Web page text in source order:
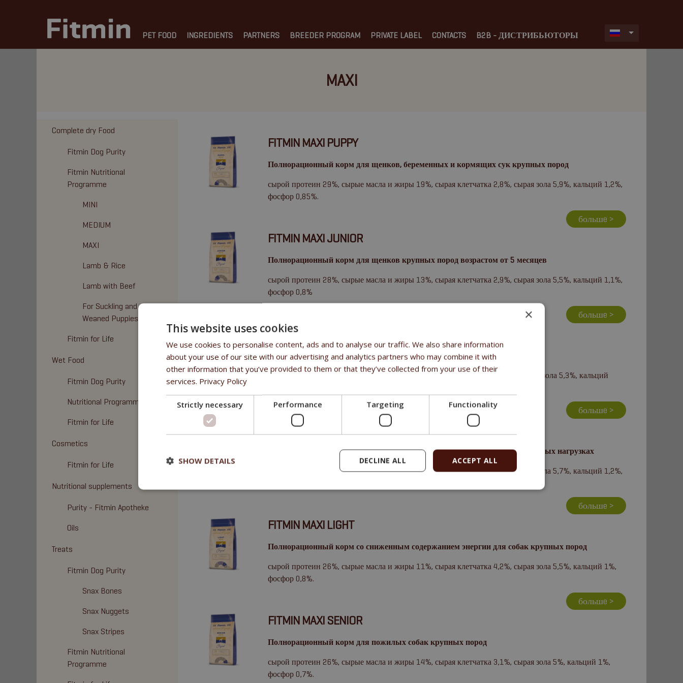
PET FOOD INGREDIENTS PARTNERS BREEDER PROGRAM PRIVATE LABEL CONTACTS B2B - ДИСТРИБЬЮТОРЫ
MAXI
Complete dry Food
Fitmin Dog Purity
Fitmin Nutritional
Programme
MINI
MEDIUM
MAXI
Lamb & Rice
Lamb with Beef
For Suckling and
Weaned Puppies
Fitmin for Life
Wet Food
Fitmin Dog Purity
Nutritional Programme
Fitmin for Life
Cosmetics
Fitmin for Life
Nutritional supplements
Purity - Fitmin Apotheke
Oils
Treats
Fitmin Dog Purity
Snax Bones
Snax Nuggets
Snax Stripes
Fitmin Nutritional
Programme
FITMIN MAXI PUPPY
Полнорационный корм для щенков, беременных и кормящих сук крупных пород
сырой протеин 29%, сырые масла и жиры 19%, сырая клетчатка 2,8%, сырая зола 5,9%, кальций 1,2%,
фосфор 0,85%.
большe >
FITMIN MAXI JUNIOR
Полнорационный корм для щенков крупных пород возрастом от 5 месяцев
сырой протеин 28%, сырые масла и жиры 13%, сырая клетчатка 2,9%, сырая зола 5,5%, кальций 1,1%,
фосфор 0,8%
большe >
FITMIN MAXI MAINTENANCE
Полнорационный корм для взрослых собак крупных пород
сырой протеин 26%, сырые масла и жиры 15,5%, сырая клетчатка 3,1%, сырая зола 5,3%, кальций
большe >
FITMIN MAXI PERFORMANCE
Полнорационный корм для взрослых собак крупных пород при повышенных нагрузках
сырой протеин 29%, сырые масла и жиры 22%, сырая клетчатка 3,3%, сырая зола 5,7%, кальций 1,2%,
большe >
FITMIN MAXI LIGHT
Полнорационный корм со сниженным содержанием энергии для собак крупных пород
сырой протеин 26%, сырые масла и жиры 11%, сырая клетчатка 4,2%, сырая зола 5,5%, кальций 1%,
фосфор 0,8%.
большe >
FITMIN MAXI SENIOR
Полнорационный корм для пожилых собак крупных пород
сырой протеин 26%, сырые масла и жиры 14%, сырая клетчатка 3,1%, сырая зола 5%, кальций 1%,
фосфор 0,7%.
×
This website uses cookies
We use cookies to personalise content, ads and to analyse our traffic. We also share information
about your use of our site with our advertising and analytics partners who may combine it with
other information that you’ve provided to them or that they’ve collected from your use of their
services. Privacy Policy
Strictly necessary Performance Targeting Functionality
ACCEPT ALL
DECLINE ALL
SHOW DETAILS